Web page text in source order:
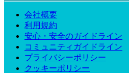
会社概要
利用規約
安心・安全のガイドライン
コミュニティガイドライン
プライバシーポリシー
クッキーポリシー